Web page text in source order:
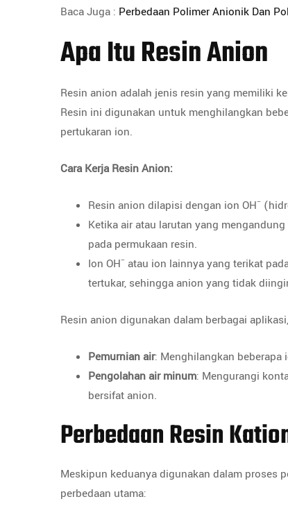
Baca Juga : Perbedaan Polimer Anionik Dan
Apa Itu Resin Anion
Resin anion adalah jenis resin yang memiliki
Resin ini digunakan untuk menghilangkan
pertukaran ion.
Cara Kerja Resin Anion:
Resin anion dilapisi dengan ion OH⁻
Ketika air atau larutan yang
pada permukaan resin.
Ion OH⁻ atau ion lainnya yang terikat
tertukar, sehingga anion yang tidak
Resin anion digunakan dalam berbagai
Pemurnian air: Menghilangkan
Pengolahan air minum: Mengurangi
bersifat anion.
Perbedaan Resin
Meskipun keduanya digunakan dalam proses
perbedaan utama: